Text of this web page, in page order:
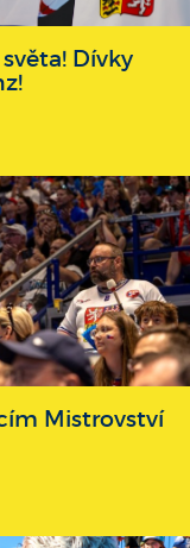
Dívky
Mistrovství